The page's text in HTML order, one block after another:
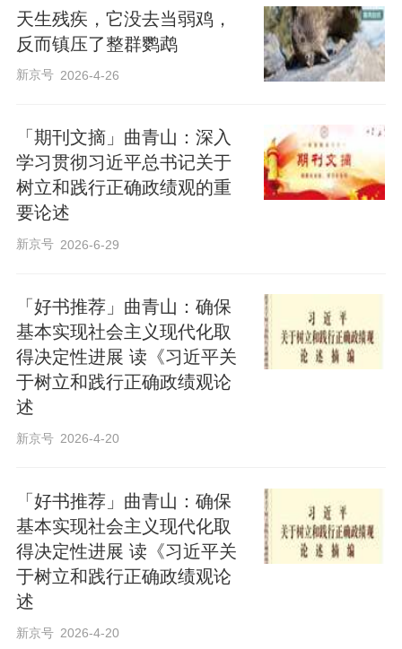
天生残疾，它没去当弱鸡，
反而镇压了整群鹦鹉
新京号 2026-4-26
「期刊文摘」曲青山：深入
学习贯彻习近平总书记关于
树立和践行正确政绩观的重
要论述
新京号 2026-6-29
「好书推荐」曲青山：确保
基本实现社会主义现代化取
得决定性进展 读《习近平关
于树立和践行正确政绩观论
述
新京号 2026-4-20
「好书推荐」曲青山：确保
基本实现社会主义现代化取
得决定性进展 读《习近平关
于树立和践行正确政绩观论
述
新京号 2026-4-20